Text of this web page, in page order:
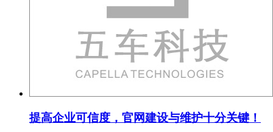
提高企业可信度，官网建设与维护十分关键！